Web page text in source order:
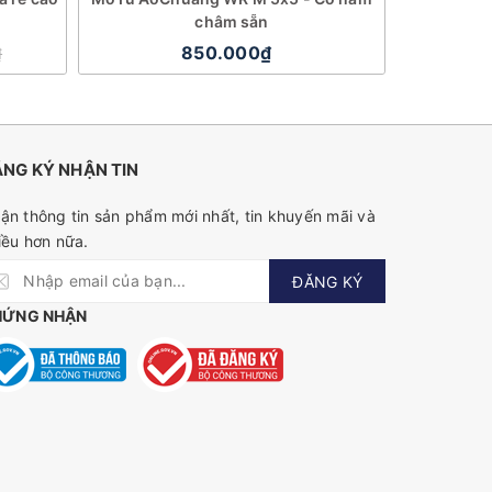
châm sẵn
850.000₫
KÝ NHẬN TIN
thông tin sản phẩm mới nhất, tin khuyến mãi và
hơn nữa.
ĐĂNG KÝ
NHẬN